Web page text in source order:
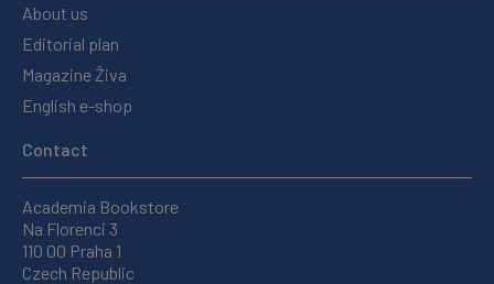
About us
Editorial plan
Magazine Živa
English e-shop
Contact
Academia Bookstore
Na Florenci 3
110 00 Praha 1
Czech Republic